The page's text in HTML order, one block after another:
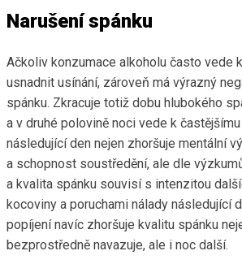
Narušení spánku
Ačkoliv konzumace alkoholu často vede
usnadnit usínání, zároveň má výrazný
spánku. Zkracuje totiž dobu hlubokého
a v druhé polovině noci vede k
následující den nejen zhoršuje mentální
a schopnost soustředění, ale dle
a kvalita spánku souvisí s intenzitou
kocoviny a poruchami nálady následující
popíjení navíc zhoršuje kvalitu spánku
bezprostředně navazuje, ale i noc další.